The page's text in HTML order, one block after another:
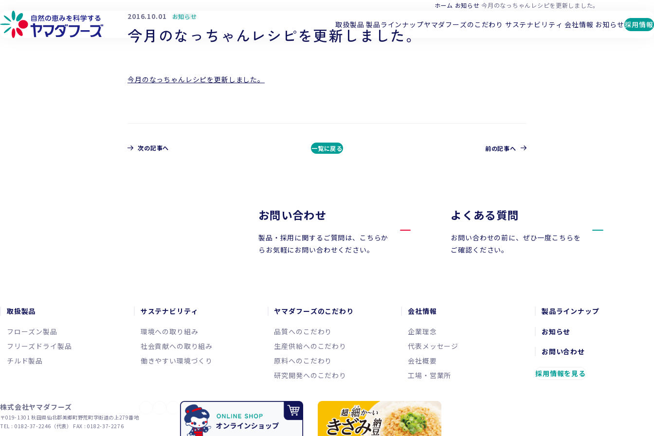
取扱製品 製品ラインナップヤマダフーズのこだわり サステナビリティ 会社情報 お知らせ採用情報
ホーム お知らせ 今月のなっちゃんレシピを更新しました。
2016.10.01 お知らせ
今月のなっちゃんレシピを更新しました。
今月のなっちゃんレシピを更新しました。
次の記事へ 一覧に戻る 前の記事へ
お問い合わせ
製品・採用に関するご質問は、こちらか
らお気軽にお問い合わせください。
よくある質問
お問い合わせの前に、ぜひ一度こちらを
ご確認ください。
取扱製品
フローズン製品
フリーズドライ製品
チルド製品
サステナビリティ
環境への取り組み
社会貢献への取り組み
働きやすい環境づくり
ヤマダフーズのこだわり
品質へのこだわり
生産供給へのこだわり
原料へのこだわり
研究開発へのこだわり
会社情報
企業理念
代表メッセージ
会社概要
工場・営業所
製品ラインナップ
お知らせ
お問い合わせ
採用情報を見る
株式会社ヤマダフーズ
〒019-1301 秋田県仙北郡美郷町野荒町字街道の上279番地
TEL : 0182-37-2246（代表）
FAX : 0182-37-2276
X（旧Twitter）
Instagram